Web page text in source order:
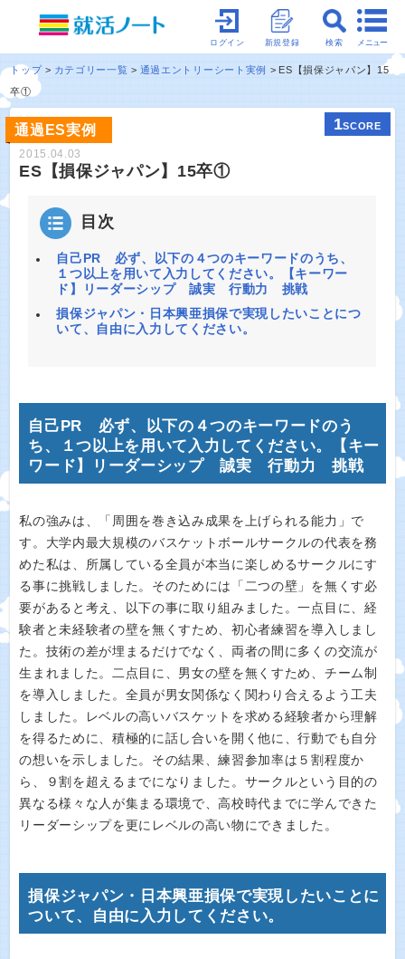
メニュー
検索
新規登録
ログイン
トップ カテゴリー一覧 通過エントリーシート実例
ES【損保ジャパン】15
卒①
通過ES実例 1SCORE
2015.04.03
ES【損保ジャパン】15卒①
目次
自己PR 必ず、以下の４つのキーワードのうち、
１つ以上を用いて入力してください。【キーワー
ド】リーダーシップ 誠実 行動力 挑戦
損保ジャパン・日本興亜損保で実現したいことにつ
いて、自由に入力してください。
自己PR 必ず、以下の４つのキーワードのう
ち、１つ以上を用いて入力してください。【キー
ワード】リーダーシップ 誠実 行動力 挑戦
私の強みは、「周囲を巻き込み成果を上げられる能力」で
す。大学内最大規模のバスケットボールサークルの代表を務
めた私は、所属している全員が本当に楽しめるサークルにす
る事に挑戦しました。そのためには「二つの壁」を無くす必
要があると考え、以下の事に取り組みました。一点目に、経
験者と未経験者の壁を無くすため、初心者練習を導入しまし
た。技術の差が埋まるだけでなく、両者の間に多くの交流が
生まれました。二点目に、男女の壁を無くすため、チーム制
を導入しました。全員が男女関係なく関わり合えるよう工夫
しました。レベルの高いバスケットを求める経験者から理解
を得るために、積極的に話し合いを開く他に、行動でも自分
の想いを示しました。その結果、練習参加率は５割程度か
ら、９割を超えるまでになりました。サークルという目的の
異なる様々な人が集まる環境で、高校時代までに学んできた
リーダーシップを更にレベルの高い物にできました。
損保ジャパン・日本興亜損保で実現したいことに
ついて、自由に入力してください。